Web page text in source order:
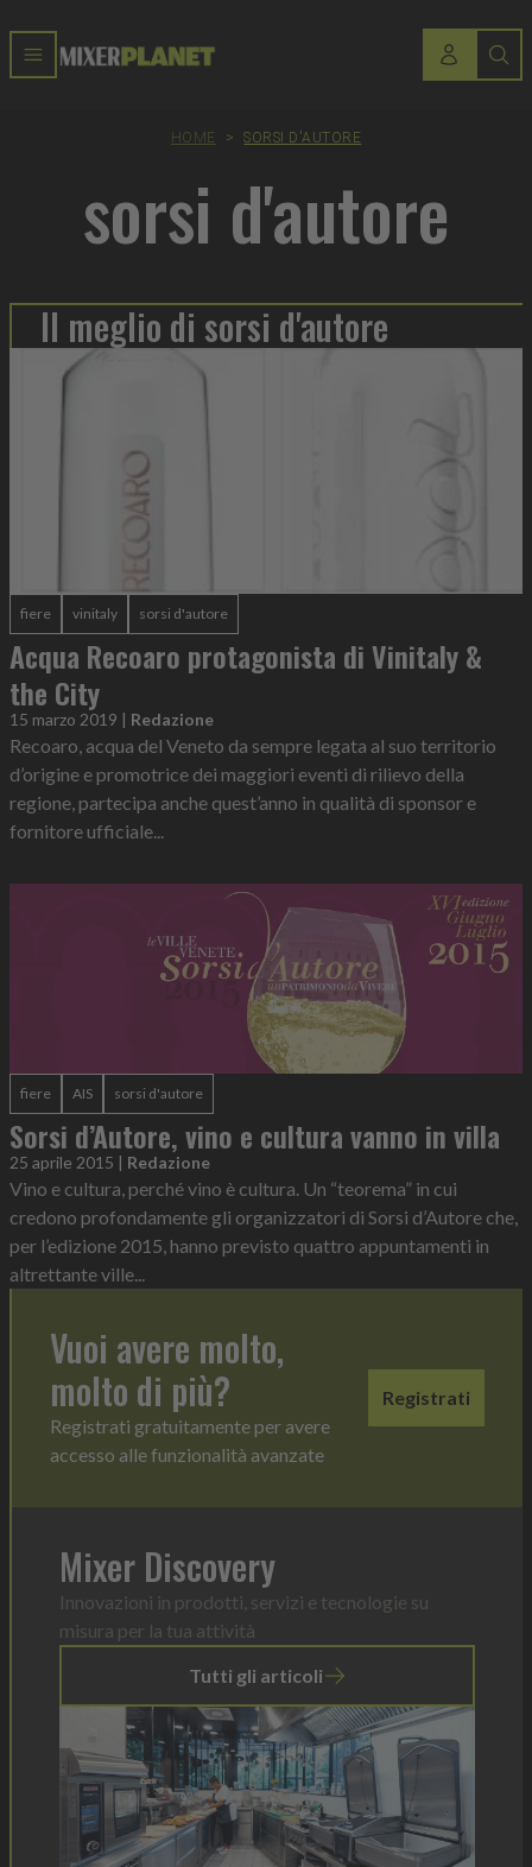
HOME > SORSI D'AUTORE
sorsi d'autore
Il meglio di sorsi d'autore
fiere vinitaly sorsi d'autore
Acqua Recoaro protagonista di Vinitaly &
the City
15 marzo 2019 | Redazione
Recoaro, acqua del Veneto da sempre legata al suo territorio
d’origine e promotrice dei maggiori eventi di rilievo della
regione, partecipa anche quest’anno in qualità di sponsor e
fornitore ufficiale...
fiere AIS sorsi d'autore
Sorsi d’Autore, vino e cultura vanno in villa
25 aprile 2015 | Redazione
Vino e cultura, perché vino è cultura. Un “teorema” in cui
credono profondamente gli organizzatori di Sorsi d’Autore che,
per l’edizione 2015, hanno previsto quattro appuntamenti in
altrettante ville...
Vuoi avere molto,
molto di più?
Registrati gratuitamente per avere
accesso alle funzionalità avanzate
Registrati
Mixer Discovery
Innovazioni in prodotti, servizi e tecnologie su
misura per la tua attività
Tutti gli articoli